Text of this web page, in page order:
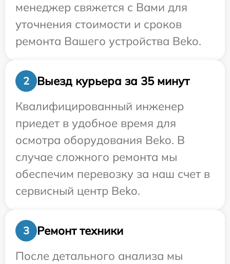
менеджер свяжется с Вами для
уточнения стоимости и сроков
ремонта Вашего устройства Beko.
2
Выезд курьера за 35 минут
Квалифицированный инженер
приедет в удобное время для
осмотра оборудования Beko. В
случае сложного ремонта мы
обеспечим перевозку за наш счет в
сервисный центр Beko.
3
Ремонт техники
После детального анализа мы